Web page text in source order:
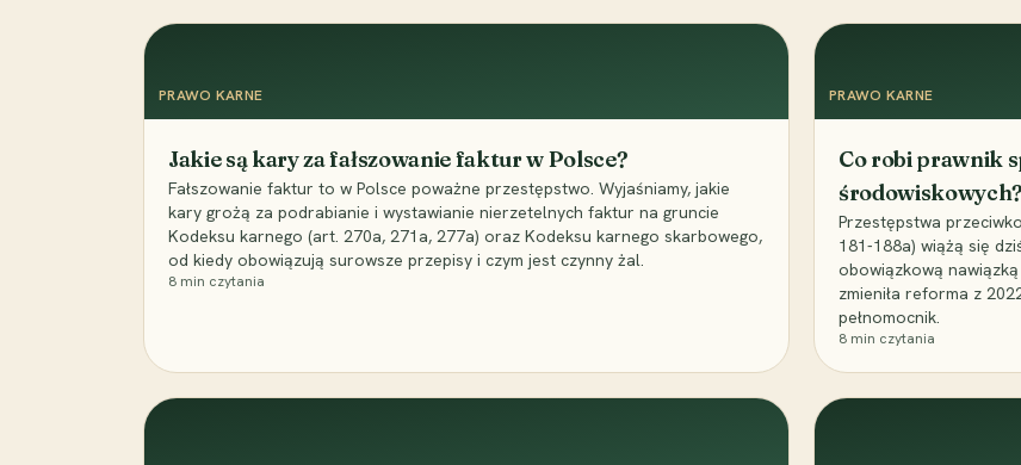
PRAWO KARNE
Jakie są kary za fałszowanie faktur w Polsce?
Fałszowanie faktur to w Polsce poważne przestępstwo. Wyjaśniamy, jakie
kary grożą za podrabianie i wystawianie nierzetelnych faktur na gruncie
Kodeksu karnego (art. 270a, 271a, 277a) oraz Kodeksu karnego skarbowego,
od kiedy obowiązują surowsze przepisy i czym jest czynny żal.
8 min czytania
PRAWO KARNE
Co robi prawnik
środowiskowych?
Przestępstwa
181-188a) wiążą się
obowiązkową
zmieniła reforma z
pełnomocnik.
8 min czytania